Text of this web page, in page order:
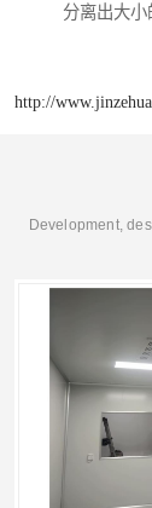
分离出大小
http://
Development,